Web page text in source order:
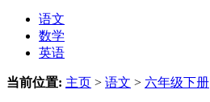
语文
数学
英语
当前位置: 主页 > 语文 > 六年级下册